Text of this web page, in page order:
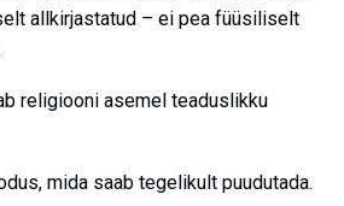
allkirjastatud – ei pea füüsiliselt
religiooni asemel teaduslikku
mida saab tegelikult puudutada.